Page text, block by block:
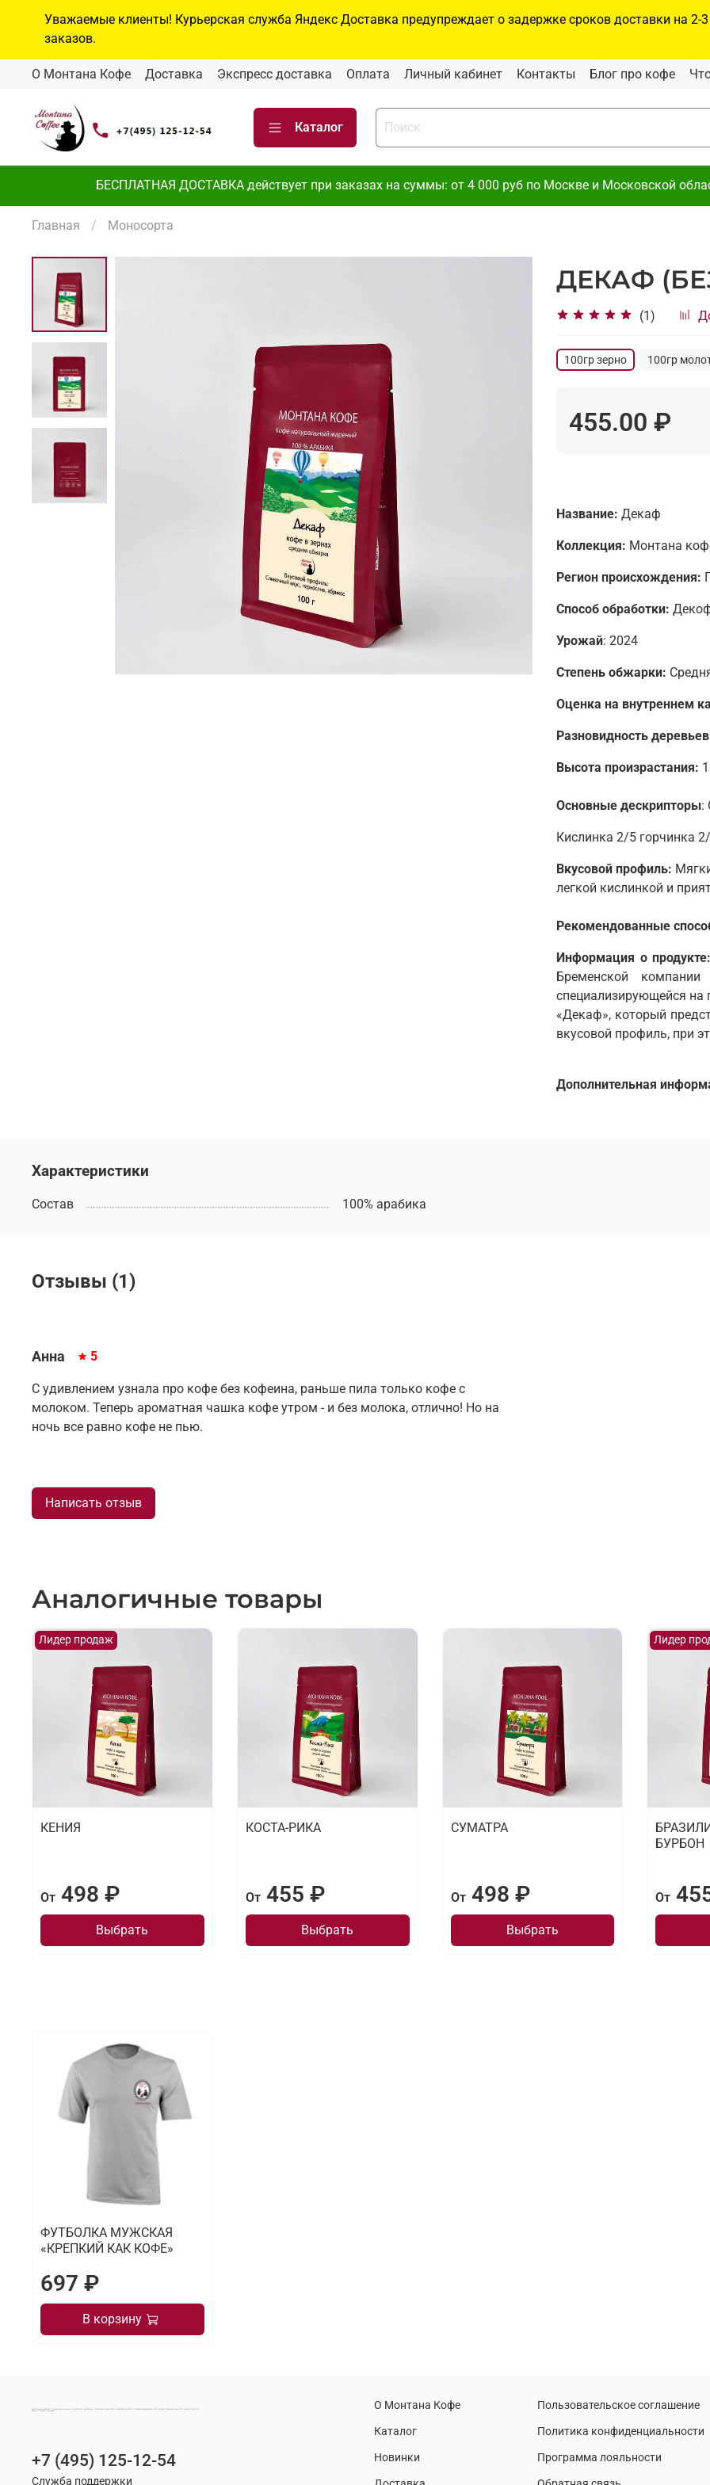
Уважаемые клиенты! Курьерская служба Яндекс Доставка предупреждает о задержке сроков доставки на
заказов.
О Монтана Кофе Доставка Экспресс доставка Оплата Личный кабинет Контакты Блог про кофе
Каталог
БЕСПЛАТНАЯ ДОСТАВКА действует при заказах на суммы: от 4 000 руб по Москве и Московской
Главная Моносорта
ДЕКАФ
(1)
100гр зерно 100гр
455.00 ₽
Название: Декаф
Коллекция: Монтана
Регион происхождения:
Способ обработки:
Урожай: 2024
Степень обжарки:
Оценка на внутреннем
Разновидность
Высота произрастания:
Основные дескрипторы:
Кислинка 2/5 горчинка
Вкусовой профиль:
легкой кислинкой и
Рекомендованные
Информация о продукте:
Бременской
специализирующейся на
«Декаф», который
вкусовой профиль,
Дополнительная
Характеристики
Состав 100% арабика
Отзывы (1)
Анна 5
С удивлением узнала про кофе без кофеина, раньше пила только кофе с
молоком. Теперь ароматная чашка кофе утром - и без молока, отлично! Но на
ночь все равно кофе не пью.
Написать отзыв
Аналогичные товары
Лидер продаж
КЕНИЯ
От 498 ₽
Выбрать
КОСТА-РИКА
От 455 ₽
Выбрать
СУМАТРА
От 498 ₽
Выбрать
Лидер
БУРБОН
От
ФУТБОЛКА МУЖСКАЯ
«КРЕПКИЙ КАК КОФЕ»
697 ₽
В корзину
О Монтана Кофе
Каталог
Новинки
Пользовательское соглашение
Политика конфиденциальности
Программа лояльности
+7 (495) 125-12-54
Служба поддержки